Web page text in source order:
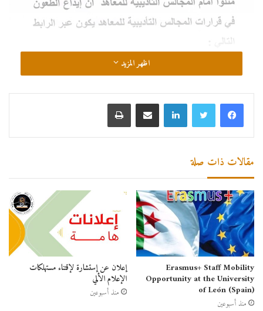
رابط الطعن في قرار المجلس التأديبي
اظهر المزيد
لينكدإن مشاركة عبر البريد طباعة
مقالات ذات صلة
Erasmus+ Staff Mobility
Opportunity at the University
of León (Spain)
منذ أسبوعين
إعلان عن إستشارة لإقتناء مستهلكات
الإعلام الألي
منذ أسبوعين